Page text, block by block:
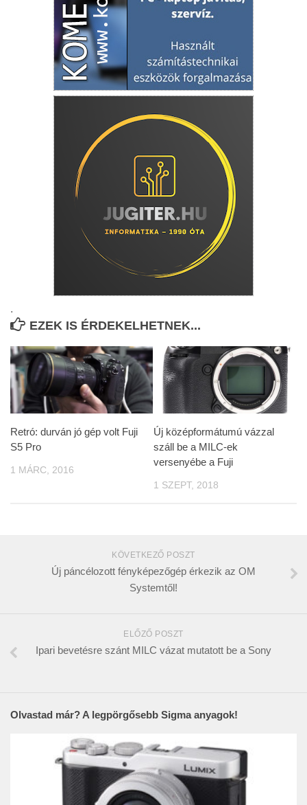
.
EZEK IS ÉRDEKELHETNEK...
Retró: durván jó gép volt Fuji
S5 Pro
1 MÁRC, 2016
Új középformátumú vázzal
száll be a MILC-ek
versenyébe a Fuji
1 SZEPT, 2018
KÖVETKEZŐ POSZT
Új páncélozott fényképezőgép érkezik az OM
Systemtől!
ELŐZŐ POSZT
Ipari bevetésre szánt MILC vázat mutatott be a Sony
Olvastad már? A legpörgősebb Sigma anyagok!